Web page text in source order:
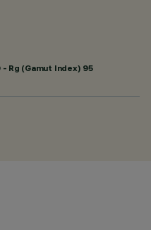
Rg (Gamut Index) 95